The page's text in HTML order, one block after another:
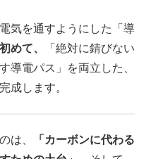
気を通すようにした「導
めて、
「絶対に錆びない
導電パス」を両立した、
成します。
は、
「カーボンに代わる